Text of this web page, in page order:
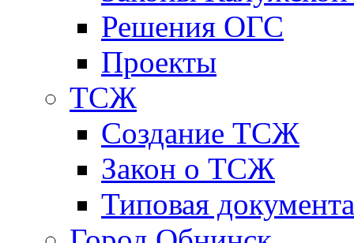
Решения ОГС
Проекты
ТСЖ
Создание ТСЖ
Закон о ТСЖ
Типовая